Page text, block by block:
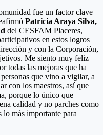
fue un factor clave
Patricia Araya Silva,
del CESFAM Placeres,
en estos logros
y con la Corporación,
Me siento muy feliz
todas las mejoras que ha
que vino a vigilar, a
con los maestros, así que
porque lo único que
calidad y no parches como
lo más importante para